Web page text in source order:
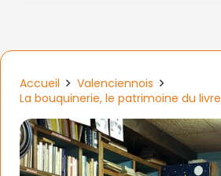
Accueil
Valenciennois
La bouquinerie, le patrimoine du livre